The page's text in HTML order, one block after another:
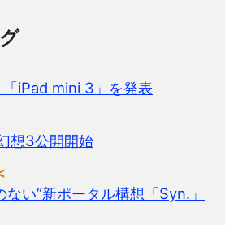
「iPad mini 3」を発表
想3公開開始
ない”新ポータル構想「Syn.」